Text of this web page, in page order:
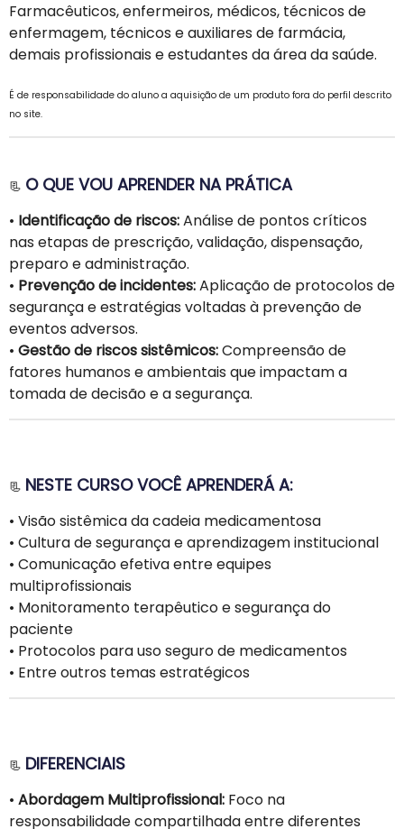
Farmacêuticos, enfermeiros, médicos, técnicos de
enfermagem, técnicos e auxiliares de farmácia,
demais profissionais e estudantes da área da saúde.
É de responsabilidade do aluno a aquisição de um produto fora do perfil descrito
no site.
📃 O QUE VOU APRENDER NA PRÁTICA
• Identificação de riscos:Análise de pontos críticos
nas etapas de prescrição, validação, dispensação,
preparo e administração.
• Prevenção de incidentes:Aplicação de protocolos de
segurança e estratégias voltadas à prevenção de
eventos adversos.
• Gestão de riscos sistêmicos:Compreensão de
fatores humanos e ambientais que impactam a
tomada de decisão e a segurança.
📃 NESTE CURSO VOCÊ APRENDERÁ A:
• Visão sistêmica da cadeia medicamentosa
• Cultura de segurança e aprendizagem institucional
• Comunicação efetiva entre equipes
multiprofissionais
• Monitoramento terapêutico e segurança do
paciente
• Protocolos para uso seguro de medicamentos
• Entre outros temas estratégicos
📃 DIFERENCIAIS
• Abordagem Multiprofissional: Foco na
responsabilidade compartilhada entre diferentes